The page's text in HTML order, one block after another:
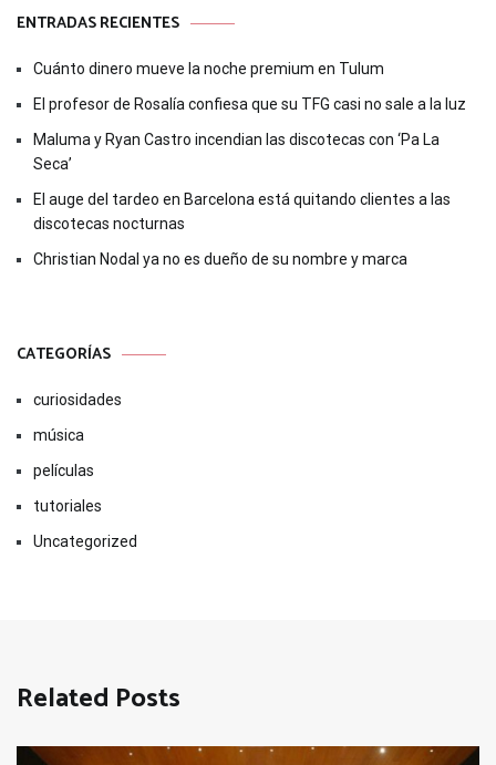
ENTRADAS RECIENTES
Cuánto dinero mueve la noche premium en Tulum
El profesor de Rosalía confiesa que su TFG casi no sale a la luz
Maluma y Ryan Castro incendian las discotecas con ‘Pa La
Seca’
El auge del tardeo en Barcelona está quitando clientes a las
discotecas nocturnas
Christian Nodal ya no es dueño de su nombre y marca
CATEGORÍAS
curiosidades
música
películas
tutoriales
Uncategorized
Related Posts